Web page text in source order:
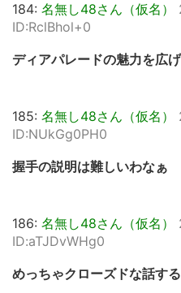
184: 名無し48さん（仮名）
ID:RclBhol+0
ディアパレードの魅力を広
185: 名無し48さん（仮名）
ID:NUkGg0PH0
握手の説明は難しいわなぁ
186: 名無し48さん（仮名）
ID:aTJDvWHg0
めっちゃクローズドな話す